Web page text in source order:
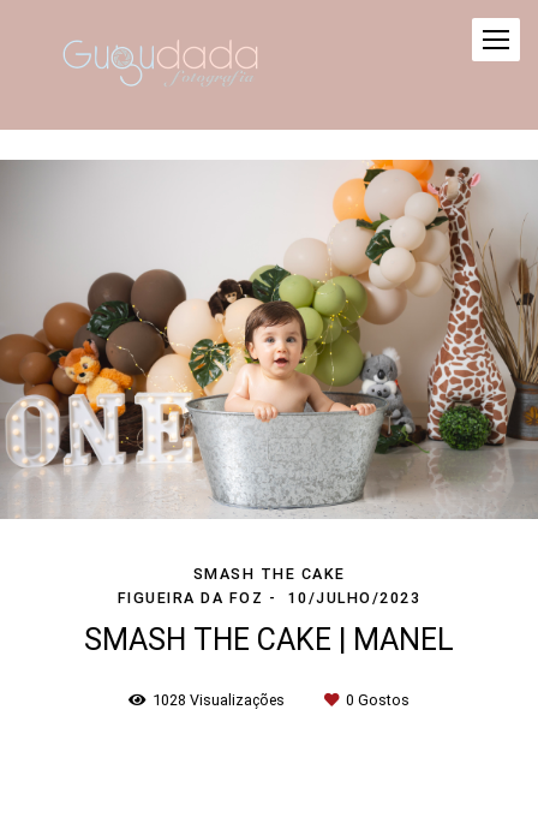
SMASH THE CAKE
FIGUEIRA DA FOZ
10/JULHO/2023
SMASH THE CAKE | MANEL
1028 Visualizações 0 Gostos